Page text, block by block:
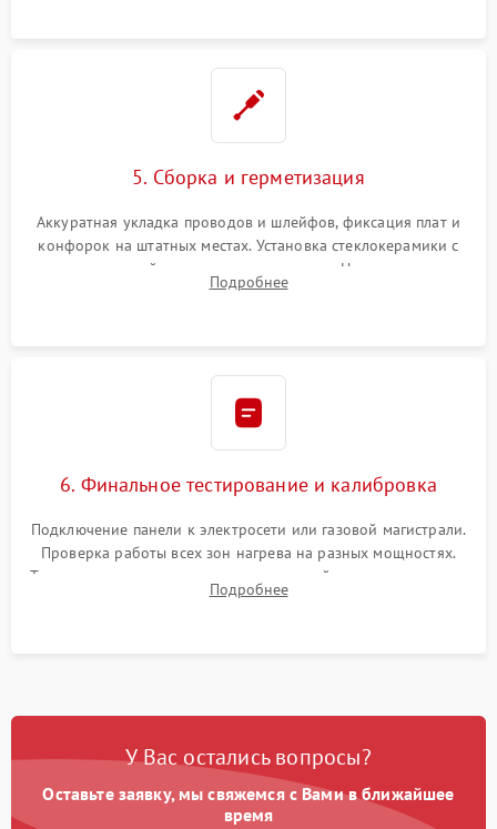
5. Сборка и герметизация
Аккуратная укладка проводов и шлейфов, фиксация плат и
конфорок на штатных местах. Установка стеклокерамики с
проверкой равномерности зазоров. Нанесение
термостойкого герметика или укладка уплотнительной
Подробнее
6. Финальное тестирование и калибровка
Подключение панели к электросети или газовой магистрали.
Проверка работы всех зон нагрева на разных мощностях.
Тестирование сенсорного управления, таймера, индикаторов
остаточного тепла и систем защиты от перегрева.
Подробнее
У Вас остались вопросы?
Оставьте заявку, мы свяжемся с Вами в ближайшее
время